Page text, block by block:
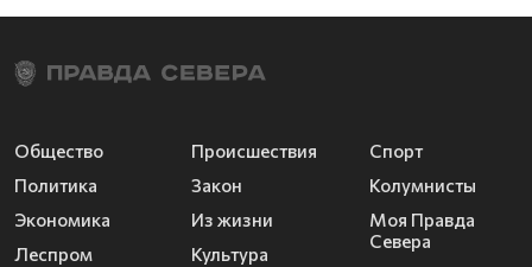
Общество
Политика
Экономика
Леспром
Происшествия
Закон
Из жизни
Культура
Спорт
Колумнисты
Моя Правда
Севера